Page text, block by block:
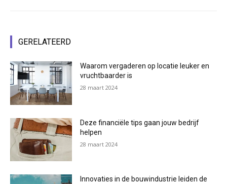
GERELATEERD
Waarom vergaderen op locatie leuker en
vruchtbaarder is
28 maart 2024
Deze financiële tips gaan jouw bedrijf
helpen
28 maart 2024
Innovaties in de bouwindustrie leiden de